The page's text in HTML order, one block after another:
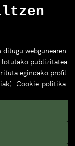
webgunearen
lotutako publizitatea
egindako profil
Cookie-politika.